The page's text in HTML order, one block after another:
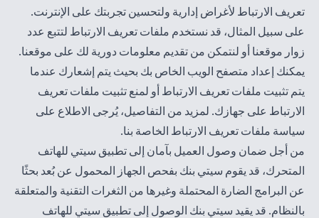
تعريف الارتباط لأغراض إدارية ولتحسين تجربتك على الإنترنت.
على سبيل المثال، قد نستخدم ملفات تعريف الارتباط لتتبع عدد
زوار موقعنا أو لنتمكن من تقديم معلومات دورية لك على موقعنا.
يمكنك إعداد متصفح الويب الخاص بك بحيث يتم إشعارك عندما
يتم تثبيت ملفات تعريف الارتباط أو لمنع تثبيت ملفات تعريف
الارتباط على جهازك. لمزيد من التفاصيل، يُرجى الاطلاع على
سياسة ملفات تعريف الارتباط الخاصة بنا.
من أجل ضمان وصول العميل بآمان إلى تطبيق سيتي للهاتف
المتحرك، قد يقوم سيتي بنك بفحص الجهاز المحمول عن بُعد بحثًا
عن البرامج الضارة المحتملة وغيرها من الثغرات التقنية والمتعلقة
بالنظام. قد يقيد سيتي بنك الوصول إلى تطبيق سيتي للهاتف